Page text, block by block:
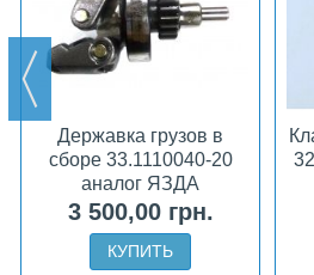
Державка грузов в
сборе 33.1110040-20
аналог ЯЗДА
3 500,00 грн.
КУПИТЬ